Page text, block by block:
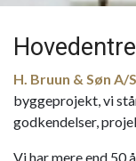
H. Bruun & Søn A/S
byggeprojekt, vi
godkendelser,
Vi har mere end 50